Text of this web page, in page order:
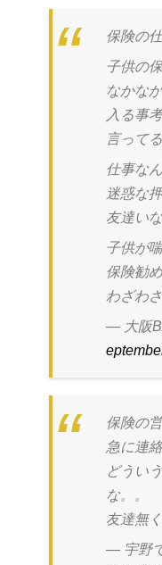
保険の
子供の
なかな
入る事
言って
仕事な
迷惑な
友達い
子供が
保険勧
わざわ
— 大阪
保険の
急に連
どうい
な。。
友達無
— 宇野